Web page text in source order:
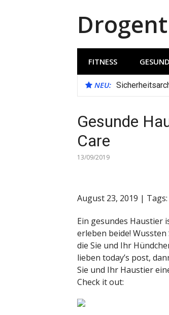
FITNESS
NEU:
Gesunde
Care
13/09/2019
August 23, 2019 |
Ein gesundes Haustier
erleben beide!
die Sie und Ihr
lieben today’s post,
Sie und Ihr Haustier
Check it out: